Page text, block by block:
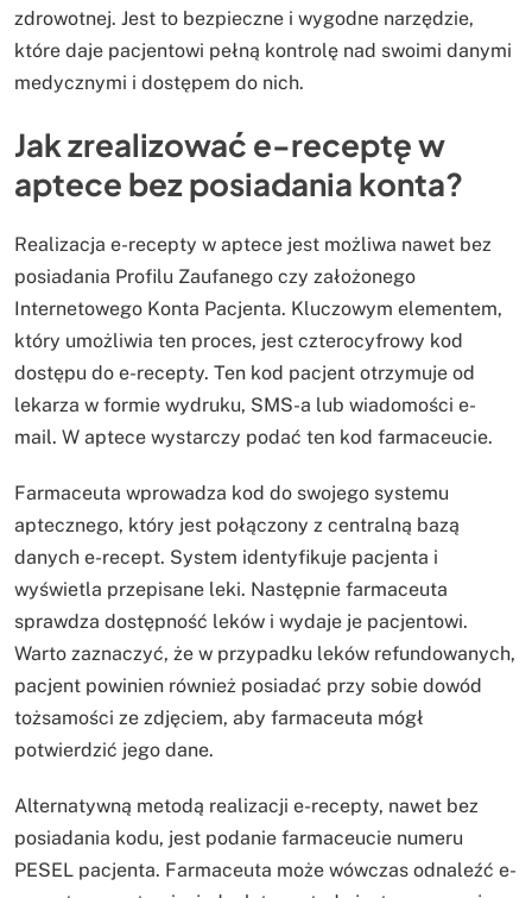
zdrowotnej. Jest to bezpieczne i wygodne narzędzie,
które daje pacjentowi pełną kontrolę nad swoimi danymi
medycznymi i dostępem do nich.
Jak zrealizować e-receptę w
aptece bez posiadania konta?
Realizacja e-recepty w aptece jest możliwa nawet bez
posiadania Profilu Zaufanego czy założonego
Internetowego Konta Pacjenta. Kluczowym elementem,
który umożliwia ten proces, jest czterocyfrowy kod
dostępu do e-recepty. Ten kod pacjent otrzymuje od
lekarza w formie wydruku, SMS-a lub wiadomości e-
mail. W aptece wystarczy podać ten kod farmaceucie.
Farmaceuta wprowadza kod do swojego systemu
aptecznego, który jest połączony z centralną bazą
danych e-recept. System identyfikuje pacjenta i
wyświetla przepisane leki. Następnie farmaceuta
sprawdza dostępność leków i wydaje je pacjentowi.
Warto zaznaczyć, że w przypadku leków refundowanych,
pacjent powinien również posiadać przy sobie dowód
tożsamości ze zdjęciem, aby farmaceuta mógł
potwierdzić jego dane.
Alternatywną metodą realizacji e-recepty, nawet bez
posiadania kodu, jest podanie farmaceucie numeru
PESEL pacjenta. Farmaceuta może wówczas odnaleźć e-